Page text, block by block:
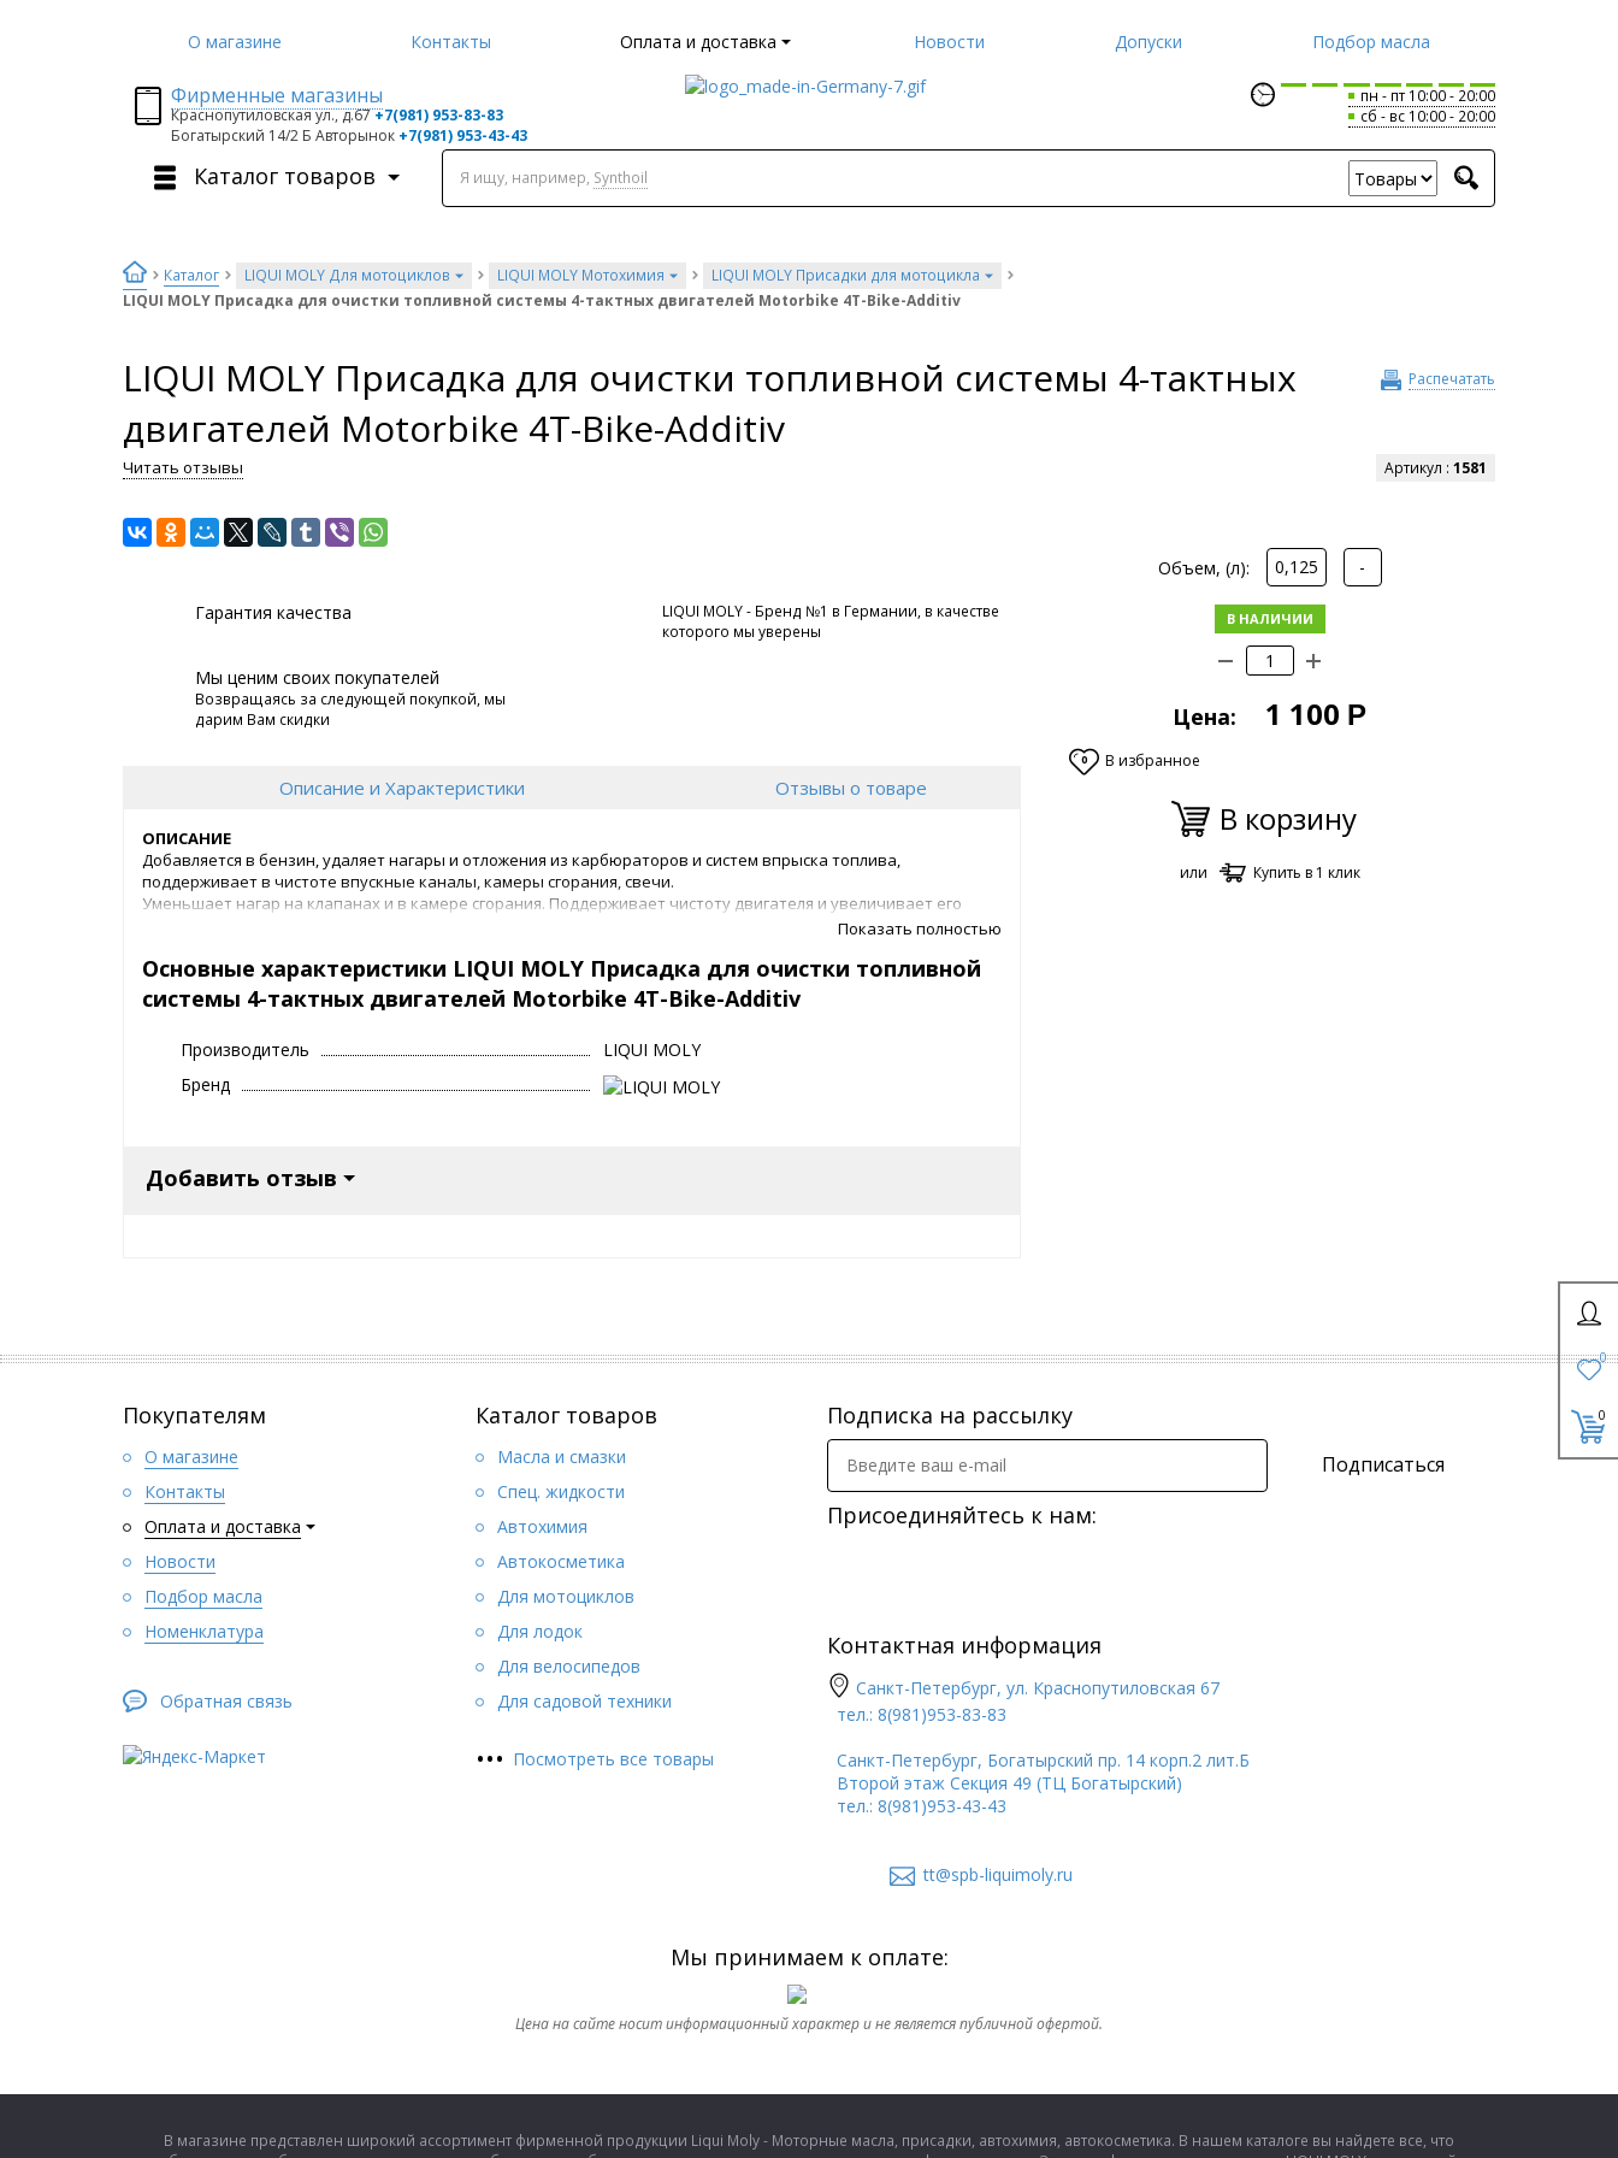
0
0
О магазине Контакты Оплата и доставка Новости Допуски Подбор масла
пн - пт 10:00
20:00
сб - вс 10:00
20:00
Фирменные магазины
Краснопутиловская ул., д.67+7(981) 953-83-83
Богатырский 14/2 Б Авторынок +7(981) 953-43-43
Я ищу, например, Synthoil
Каталог товаров
Каталог LIQUI MOLY Для мотоциклов LIQUI MOLY Мотохимия
LIQUI MOLY Присадки для мотоцикла
LIQUI MOLY Присадка для очистки топливной системы 4-тактных двигателей Motorbike 4T-Bike-Additiv
Распечатать
LIQUI MOLY Присадка для очистки топливной системы 4-тактных
двигателей Motorbike 4T-Bike-Additiv
Читать отзывы Артикул : 1581
Объем, (л): 0,125 -
В НАЛИЧИИ
Цена: 1 100 Р
0 В избранное
В корзину
или Купить в 1 клик
Гарантия качества
LIQUI MOLY - Бренд №1 в Германии, в качестве
которого мы уверены
Мы ценим своих покупателей
Возвращаясь за следующей покупкой, мы
дарим Вам скидки
Описание и Характеристики Отзывы о товаре
ОПИСАНИЕ
Добавляется в бензин, удаляет нагары и отложения из карбюраторов и систем впрыска топлива,
поддерживает в чистоте впускные каналы, камеры сгорания, свечи.
Уменьшает нагар на клапанах и в камере сгорания. Поддерживает чистоту двигателя и увеличивает его
мощность. Снижает расход бензина и образование выхлопных газов, благодаря чему безопасен для
Катализатор прошел испытание.
СВОЙСТВА
нормализация расхода бензина и значений выхлопных газов
снижение склонности двигателя к детонации
уменьшение нагара на клапанах и в камере сгорания
ТЕХНИЧЕСКИЕ ХАРАКТЕРИСТИКИ
Присадка к горючему для любых 4-тактовых двигателей мотоцикла (карбюратор и впрыскивающие
форсунки). Добавляйте при каждой заправке.
Motorbike 4T-Bike-Additiv 125 мл предназначена на 15 – 20 л горючего.
Показать полностью
Основные характеристики LIQUI MOLY Присадка для очистки топливной
системы 4-тактных двигателей Motorbike 4T-Bike-Additiv
Производитель
LIQUI MOLY
Бренд
Добавить отзыв
Покупателям
О магазине
Контакты
Оплата и доставка
Новости
Подбор масла
Номенклатура
Обратная связь
Каталог товаров
Масла и смазки
Спец. жидкости
Автохимия
Автокосметика
Для мотоциклов
Для лодок
Для велосипедов
Для садовой техники
••• Посмотреть все товары
Подписка на рассылку
Подписаться
Присоединяйтесь к нам:
Контактная информация
Санкт-Петербург, ул. Краснопутиловская 67
тел.: 8(981)953-83-83
Санкт-Петербург, Богатырский пр. 14 корп.2 лит.Б
Второй этаж Секция 49 (ТЦ Богатырский)
тел.: 8(981)953-43-43
tt@spb-liquimoly.ru
Мы принимаем к оплате:
Цена на сайте носит информационный характер и не является публичной офертой.
В магазине представлен широкий ассортимент фирменной продукции Liqui Moly - Моторные масла, присадки, автохимия, автокосметика. В нашем каталоге вы найдете все, что